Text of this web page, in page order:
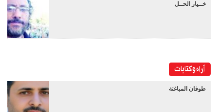
خــيار الحــل
آراء وكتابات
طوفان المباغتة